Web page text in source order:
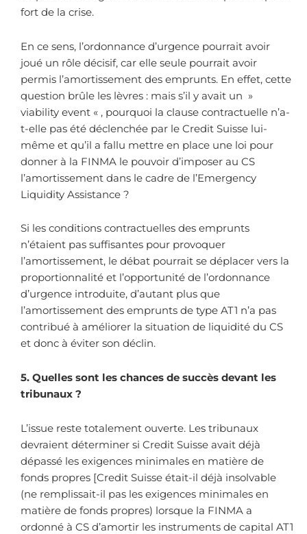
fort de la crise.
En ce sens, l’ordonnance d’urgence pourrait avoir
joué un rôle décisif, car elle seule pourrait avoir
permis l’amortissement des emprunts. En effet, cette
question brûle les lèvres : mais s’il y avait un »
viability event « , pourquoi la clause contractuelle n’a-
t-elle pas été déclenchée par le Credit Suisse lui-
même et qu’il a fallu mettre en place une loi pour
donner à la FINMA le pouvoir d’imposer au CS
l’amortissement dans le cadre de l’Emergency
Liquidity Assistance ?
Si les conditions contractuelles des emprunts
n’étaient pas suffisantes pour provoquer
l’amortissement, le débat pourrait se déplacer vers la
proportionnalité et l’opportunité de l’ordonnance
d’urgence introduite, d’autant plus que
l’amortissement des emprunts de type AT1 n’a pas
contribué à améliorer la situation de liquidité du CS
et donc à éviter son déclin.
5. Quelles sont les chances de succès devant les
tribunaux ?
L’issue reste totalement ouverte. Les tribunaux
devraient déterminer si Credit Suisse avait déjà
dépassé les exigences minimales en matière de
fonds propres [Credit Suisse était-il déjà insolvable
(ne remplissait-il pas les exigences minimales en
matière de fonds propres) lorsque la FINMA a
ordonné à CS d’amortir les instruments de capital AT1